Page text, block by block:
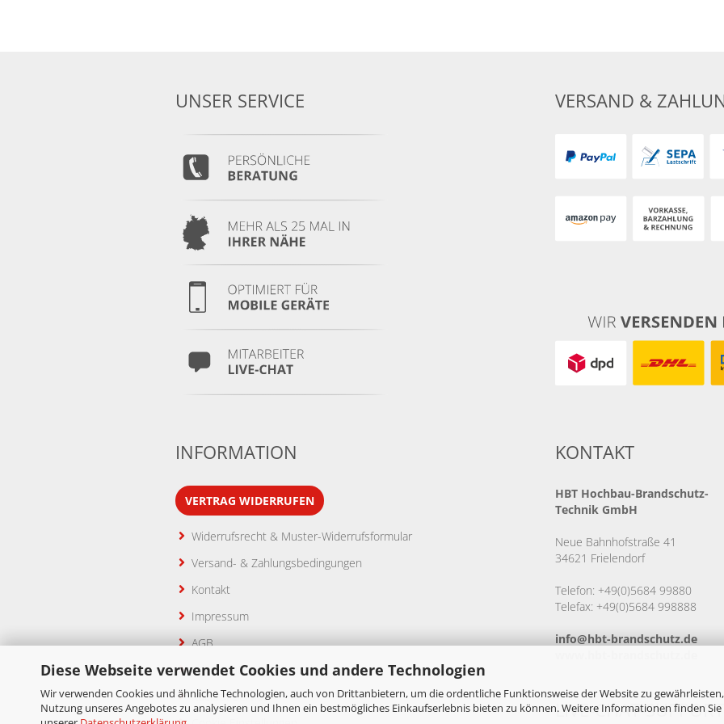
Diese Webseite verwendet Cookies und andere Technologien
Wir verwenden Cookies und ähnliche Technologien, auch von Drittanbietern, um die ordentliche Funktionsweise der Website zu
Nutzung unseres Angebotes zu analysieren und Ihnen ein bestmögliches Einkaufserlebnis bieten zu können. Weitere Informationen finden Sie
UNSER SERVICE VERSAND &
INFORMATION
VERTRAG WIDERRUFEN
Widerrufsrecht & Muster-Widerrufsformular
Versand- & Zahlungsbedingungen
Kontakt
Impressum
AGB
Privatsphäre & Datenschutz
Rückruf Service
KONTAKT
HBT Hochbau-Brandschutz-
Technik GmbH
Neue Bahnhofstraße 41
34621 Frielendorf
Telefon: +49(0)5684 99880
Telefax: +49(0)5684 998888
info@hbt-brandschutz.de
LIVE-CHAT-SUPPORT